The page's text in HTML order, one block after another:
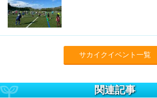
サカイクイベント一覧
関連記事